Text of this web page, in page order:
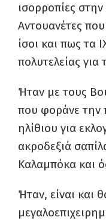
ισορροπίες
Αντουανέτες
ίσοι και πως τα
πολυτελείας για
Ήταν με τους
που φοράνε την
ηλίθιου για
ακροδεξιά
Καλαμπόκα και
Ήταν, είναι και